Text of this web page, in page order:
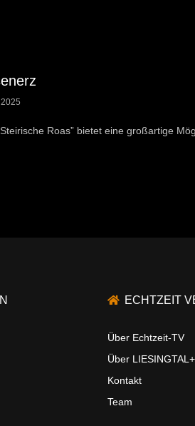
Roas” bietet eine großartige
ECHTZEIT
Über Echtzeit-TV
Über LIESINGTAL+
Kontakt
Team